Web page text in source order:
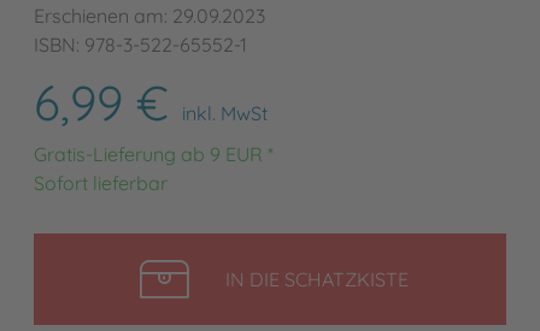
Erschienen am: 29.09.2023
ISBN: 978-3-522-65552-1
6,99 €
inkl. MwSt
Gratis-Lieferung ab 9 EUR *
Sofort lieferbar
IN DIE SCHATZKISTELEGEN